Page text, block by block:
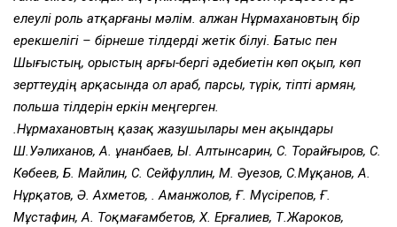
елеулі роль атқарғаны мәлім. Қалжан Нұрмахановтың бір
ерекшелігі – бірнеше тілдерді жетiк білуі. Батыс пен
Шығыстың, орыстың арғы-бергі әдебиетін көп оқып, көп
зерттеудің арқасында ол араб, парсы, түрік, тіптi армян,
польша тiлдерін еркін меңгерген.
Қ.Нұрмахановтың қазақ жазушылары мен ақындары
Ш.Уәлиханов, А. Құнанбаев, Ы. Алтынсарин, С. Торайғыров, С.
Көбеев, Б. Майлин, С. Сейфуллин, М. Әуезов, С.Мұқанов, А.
Нұрқатов, Ә. Ахметов, Қ. Аманжолов, Ғ. Мүсірепов, Ғ.
Мұстафин, А. Тоқмағамбетов, Х. Ерғалиев, Т.Жароков,